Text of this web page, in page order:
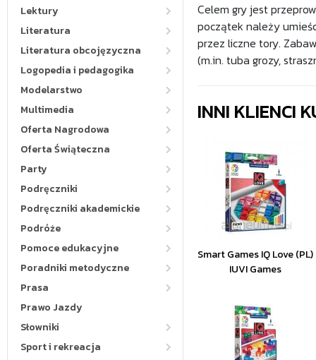
Lektury
Literatura
Literatura obcojęzyczna
Logopedia i pedagogika
Modelarstwo
Multimedia
Oferta Nagrodowa
Oferta Świąteczna
Party
Podręczniki
Podręczniki akademickie
Podróże
Pomoce edukacyjne
Poradniki metodyczne
Prasa
Prawo Jazdy
Słowniki
Sport i rekreacja
Celem gry jest
początek należy
przez liczne tory.
(m.in. tuba grozy,
INNI KLIENCI
Smart Games IQ Love (PL)
IUVI Games